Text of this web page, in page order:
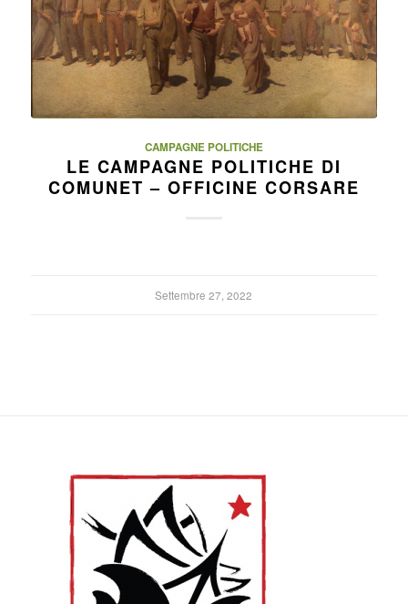
CAMPAGNE POLITICHE
LE CAMPAGNE POLITICHE DI
COMUNET – OFFICINE CORSARE
Settembre 27, 2022